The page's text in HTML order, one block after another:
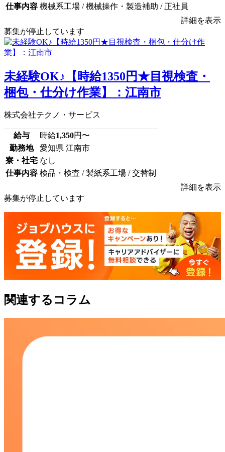
仕事内容 機械系工場 / 機械操作・製造補助 / 正社員
詳細を表示
募集が停止しています
未経験OK♪【時給1350円★目視検査・
梱包・仕分け作業】：江南市
株式会社テクノ・サービス
給与 時給1,350円〜
勤務地
愛知県 江南市
寮・社宅 なし
仕事内容 検品・検査 / 製紙系工場 / 交替制
詳細を表示
募集が停止しています
関連するコラム